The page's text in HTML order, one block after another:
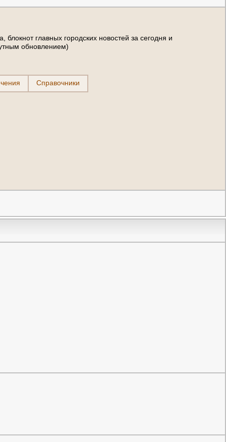
главных городских новостей за сегодня и
обновлением)
Справочники